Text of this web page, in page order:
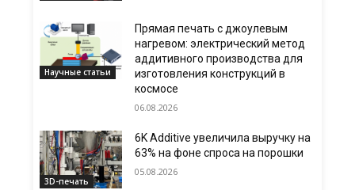
Научные статьи
Прямая печать с джоулевым
нагревом: электрический метод
аддитивного производства для
изготовления конструкций в
космосе
06.08.2026
3D-печать
6K Additive увеличила выручку на
63% на фоне спроса на порошки
05.08.2026